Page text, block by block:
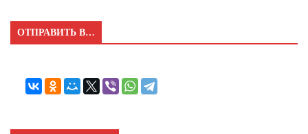
ОТПРАВИТЬ В…